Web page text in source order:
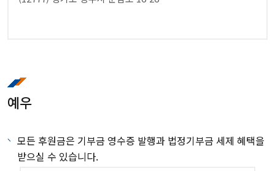
예우
모든 후원금은 기부금 영수증 발행과 법정기부금 세제 혜택을
받으실 수 있습니다.